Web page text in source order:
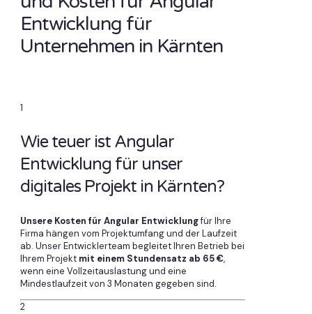
Entwicklung für
Unternehmen in Kärnten
1
Wie teuer ist Angular
Entwicklung für unser
digitales Projekt in Kärnten?
Unsere Kosten für Angular Entwicklungfür Ihre
Firma hängen vom Projektumfang und der Laufzeit
ab. Unser Entwicklerteam begleitet Ihren Betrieb bei
Ihrem Projekt mit einem Stundensatz ab 65 €,
wenn eine Vollzeitauslastung und eine
Mindestlaufzeit von 3 Monaten gegeben sind.
2